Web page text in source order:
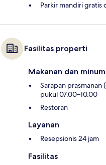
Parkir mandiri gratis
Fasilitas properti
Makanan dan
Sarapan prasmanan
pukul 07.00–10.00
Restoran
Layanan
Resepsionis 24 jam
Fasilitas